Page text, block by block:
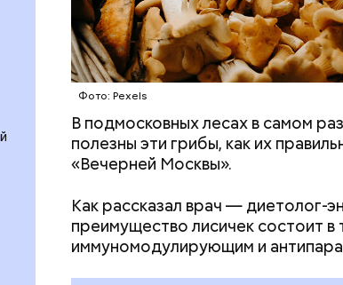
Фото: Pexels
В подмосковных лесах в самом
полезны эти грибы, как их
«Вечерней Москвы».
Как рассказал врач — диетолог-
преимущество лисичек состоит
иммуномодулирующим и
Среднее время жизни молнии
Большие же могут жить и до